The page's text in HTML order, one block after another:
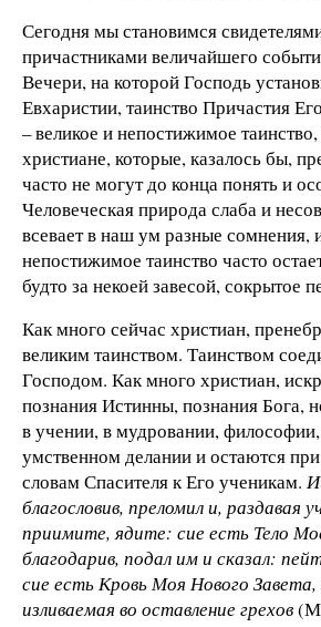
Сегодня мы становимся
причастниками величайшего
Вечери, на которой Господь
Евхаристии, таинство Причастия
– великое и непостижимое
христиане, которые, казалось бы,
часто не могут до конца понять и
Человеческая природа слаба и
всевает в наш ум разные сомнения,
непостижимое таинство часто
будто за некоей завесой, сокрытое
Как много сейчас христиан,
великим таинством. Таинством
Господом. Как много христиан,
познания Истинны, познания Бога,
в учении, в мудровании,
умственном делании и остаются
словам Спасителя к Его ученикам.
благословив, преломил и, раздавая
приимите, ядите: сие есть Тело
благодарив, подал им и сказал:
сие есть Кровь Моя Нового Завета,
изливаемая во оставление грехов